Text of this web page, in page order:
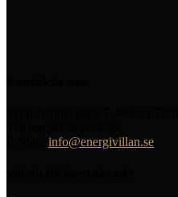
info@energivillan.se